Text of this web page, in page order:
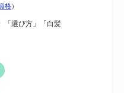
格）
「選び方」「白髪